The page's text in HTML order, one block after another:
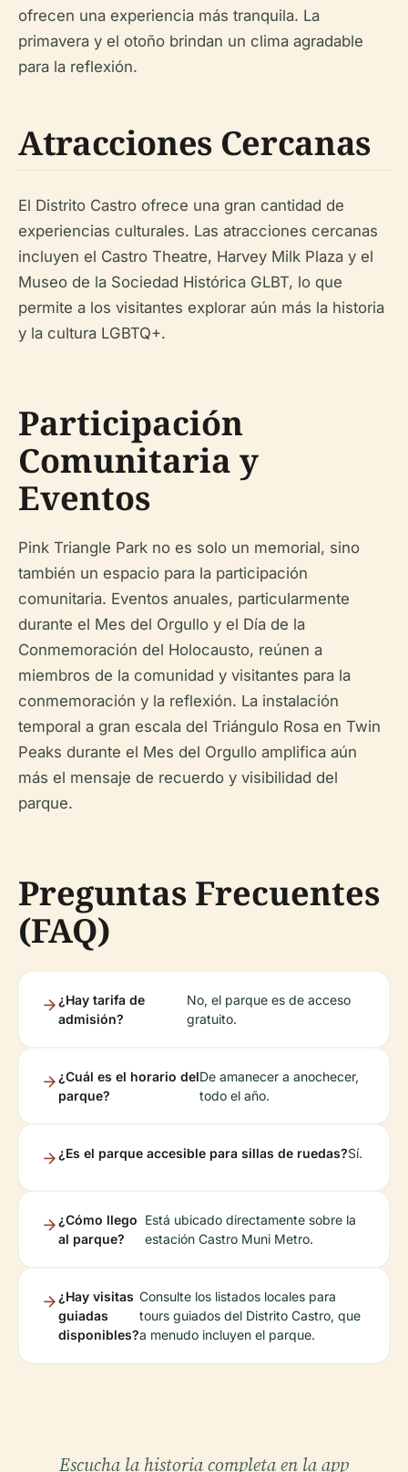
ofrecen una experiencia más tranquila. La
primavera y el otoño brindan un clima agradable
para la reflexión.
Atracciones Cercanas
El Distrito Castro ofrece una gran cantidad de
experiencias culturales. Las atracciones cercanas
incluyen el Castro Theatre, Harvey Milk Plaza y el
Museo de la Sociedad Histórica GLBT, lo que
permite a los visitantes explorar aún más la historia
y la cultura LGBTQ+.
Participación
Comunitaria y
Eventos
Pink Triangle Park no es solo un memorial, sino
también un espacio para la participación
comunitaria. Eventos anuales, particularmente
durante el Mes del Orgullo y el Día de la
Conmemoración del Holocausto, reúnen a
miembros de la comunidad y visitantes para la
conmemoración y la reflexión. La instalación
temporal a gran escala del Triángulo Rosa en Twin
Peaks durante el Mes del Orgullo amplifica aún
más el mensaje de recuerdo y visibilidad del
parque.
Preguntas Frecuentes
(FAQ)
¿Hay tarifa de
admisión?
No, el parque es de acceso
gratuito.
¿Cuál es el horario del
parque?
De amanecer a anochecer,
todo el año.
¿Es el parque accesible para sillas de ruedas?Sí.
¿Cómo llego
al parque?
Está ubicado directamente sobre la
estación Castro Muni Metro.
¿Hay visitas
guiadas
disponibles?
Consulte los listados locales para
tours guiados del Distrito Castro, que
a menudo incluyen el parque.
Escucha la historia completa en la app